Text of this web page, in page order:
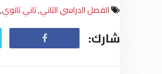
الفصل الدراسي الثاني,ثاني ثانوي,
شارك: